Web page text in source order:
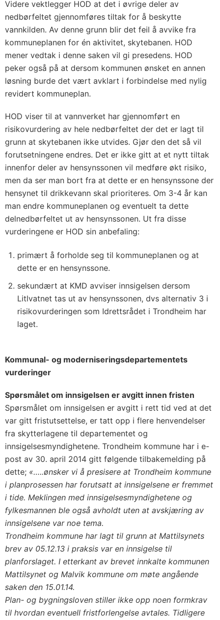
Videre vektlegger HOD at det i øvrige deler av
nedbørfeltet gjennomføres tiltak for å beskytte
vannkilden. Av denne grunn blir det feil å avvike fra
kommuneplanen for én aktivitet, skytebanen. HOD
mener vedtak i denne saken vil gi presedens. HOD
peker også på at dersom kommunen ønsket en annen
løsning burde det vært avklart i forbindelse med nylig
revidert kommuneplan.
HOD viser til at vannverket har gjennomført en
risikovurdering av hele nedbørfeltet der det er lagt til
grunn at skytebanen ikke utvides. Gjør den det så vil
forutsetningene endres. Det er ikke gitt at et nytt tiltak
innenfor deler av hensynssonen vil medføre økt risiko,
men da ser man bort fra at dette er en hensynssone der
hensynet til drikkevann skal prioriteres. Om 3-4 år kan
man endre kommuneplanen og eventuelt ta dette
delnedbørfeltet ut av hensynssonen. Ut fra disse
vurderingene er HOD sin anbefaling:
primært å forholde seg til kommuneplanen og at
dette er en hensynssone.
sekundært at KMD avviser innsigelsen dersom
Litlvatnet tas ut av hensynssonen, dvs alternativ 3 i
risikovurderingen som Idrettsrådet i Trondheim har
laget.
Kommunal- og moderniseringsdepartementets
vurderinger
Spørsmålet om innsigelsen er avgitt innen fristen
Spørsmålet om innsigelsen er avgitt i rett tid ved at det
var gitt fristutsettelse, er tatt opp i flere henvendelser
fra skytterlagene til departementet og
innsigelsesmyndighetene. Trondheim kommune har i e-
post av 30. april 2014 gitt følgende tilbakemelding på
dette; «…..ønsker vi å presisere at Trondheim kommune
i planprosessen har forutsatt at innsigelsene er fremmet
i tide. Meklingen med innsigelsesmyndighetene og
fylkesmannen ble også avholdt uten at avskjæring av
innsigelsene var noe tema.
Trondheim kommune har lagt til grunn at Mattilsynets
brev av 05.12.13 i praksis var en innsigelse til
planforslaget. I etterkant av brevet innkalte kommunen
Mattilsynet og Malvik kommune om møte angående
saken den 15.01.14.
Plan- og bygningsloven stiller ikke opp noen formkrav
til hvordan eventuell fristforlengelse avtales. Tidligere